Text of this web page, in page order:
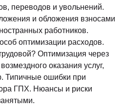
переводов и увольнений.
и обложения взносами
работников.
оптимизации расходов.
Оптимизация через
оказания услуг,
Типичные ошибки при
ГПХ. Нюансы и риски